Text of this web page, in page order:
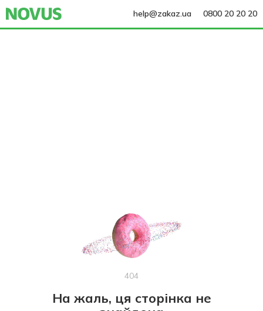
help@zakaz.ua 0800 20 20 20
404
На жаль, ця сторінка не